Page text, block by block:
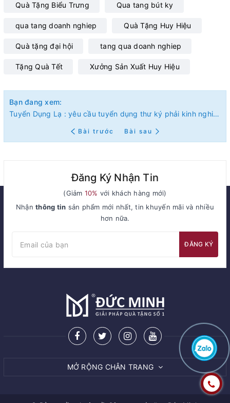
Quà Tặng Biểu Trưng Qua tang bút ky
qua tang doanh nghiep Quà Tặng Huy Hiệu
Quà tặng đại hội tang qua doanh nghiep
Tặng Quà Tết Xưởng Sản Xuất Huy Hiệu
Bạn đang xem:
Tuyển Dụng Lạ : yêu cầu tuyển dụng thư ký phải kinh nghiệm làm tình.
Bài trước Bài sau
Đăng Ký Nhận Tin
(Giảm 10% với khách hàng mới)
Nhậnthông tin sản phẩm mới nhất, tin khuyến mãi và nhiều
hơn nữa.
ĐĂNG KÝ
MỞ RỘNG CHÂN TRANG